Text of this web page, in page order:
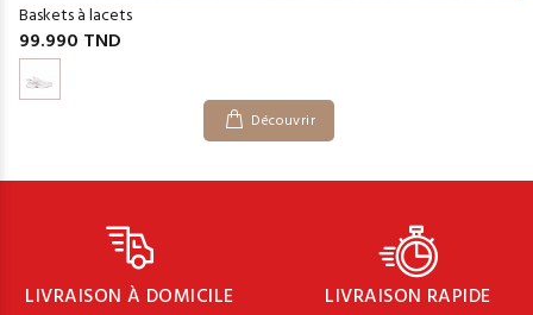
Baskets à lacets
99.990 TND
Découvrir
LIVRAISON À DOMICILE
LIVRAISON RAPIDE